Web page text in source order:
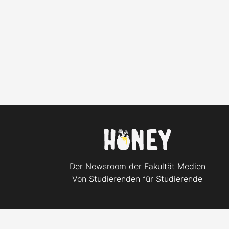
Der Newsroom der Fakultät Medien
Von Studierenden für Studierende